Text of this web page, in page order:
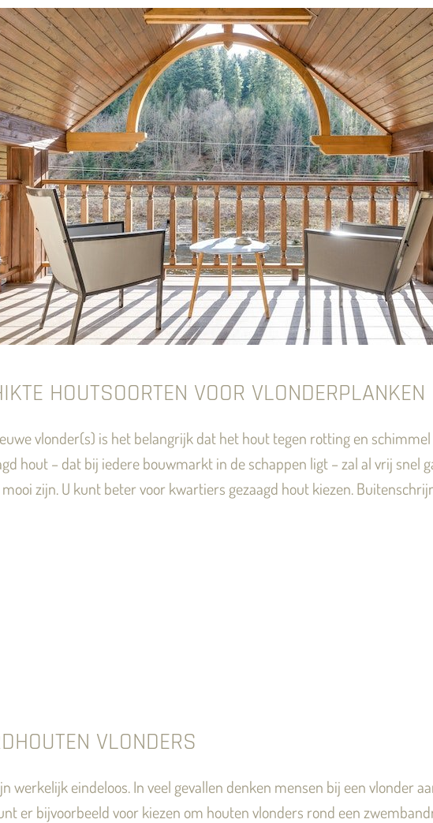
HOUTSOORTEN VOOR VLONDERPLANKEN
vlonder(s) is het belangrijk dat het hout tegen rotting en
hout – dat bij iedere bouwmarkt in de schappen ligt – zal al vrij snel
zijn. U kunt beter voor kwartiers gezaagd hout kiezen.
VLONDERS
werkelijk eindeloos. In veel gevallen denken mensen bij een vlonder
er bijvoorbeeld voor kiezen om houten vlonders rond een